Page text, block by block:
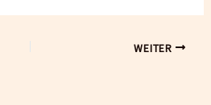
WEITER